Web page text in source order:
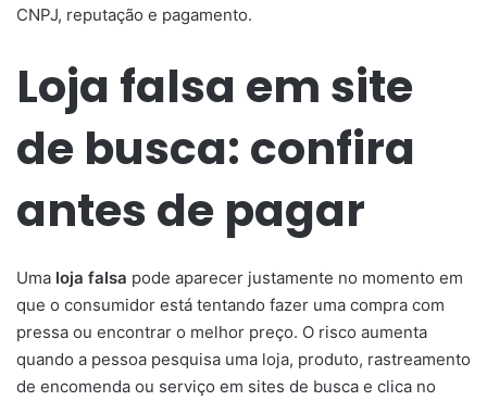
CNPJ, reputação e pagamento.
Loja falsa em site
de busca: confira
antes de pagar
Uma loja falsa pode aparecer justamente no momento em
que o consumidor está tentando fazer uma compra com
pressa ou encontrar o melhor preço. O risco aumenta
quando a pessoa pesquisa uma loja, produto, rastreamento
de encomenda ou serviço em sites de busca e clica no